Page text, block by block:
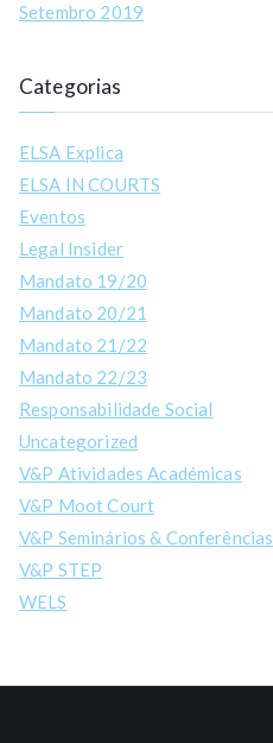
Setembro 2019
Categorias
ELSA Explica
ELSA IN COURTS
Eventos
Legal Insider
Mandato 19/20
Mandato 20/21
Mandato 21/22
Mandato 22/23
Responsabilidade Social
Uncategorized
V&P Atividades Académicas
V&P Moot Court
V&P Seminários & Conferências
V&P STEP
WELS